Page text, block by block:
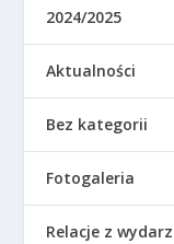
2024/2025
Aktualności
Bez kategorii
Fotogaleria
Relacje z